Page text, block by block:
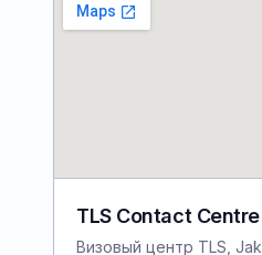
TLS Contact
Визовый центр TLS,